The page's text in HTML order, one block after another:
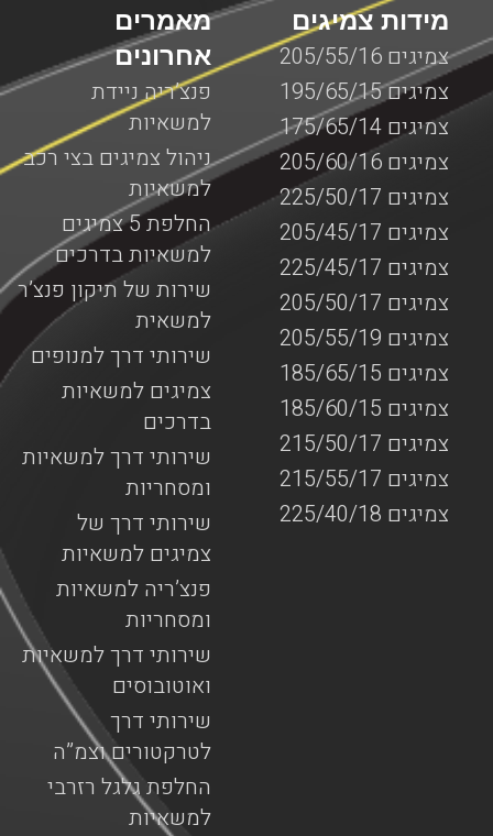
מאמרים
אחרונים
פנצ’ריה ניידת
למשאיות
ניהול צמיגים בצי רכב
למשאיות
החלפת 5 צמיגים
למשאיות בדרכים
שירות של תיקון פנצ’ר
למשאית
שירותי דרך למנופים
צמיגים למשאיות
בדרכים
שירותי דרך למשאיות
ומסחריות
שירותי דרך של
צמיגים למשאיות
פנצ’ריה למשאיות
ומסחריות
שירותי דרך למשאיות
ואוטובוסים
שירותי דרך
לטרקטורים וצמ”ה
החלפת גלגל רזרבי
למשאיות
מידות צמיגים
צמיגים 205/55/16
צמיגים 195/65/15
צמיגים 175/65/14
צמיגים 205/60/16
צמיגים 225/50/17
צמיגים 205/45/17
צמיגים 225/45/17
צמיגים 205/50/17
צמיגים 205/55/19
צמיגים 185/65/15
צמיגים 185/60/15
צמיגים 215/50/17
צמיגים 215/55/17
צמיגים 225/40/18